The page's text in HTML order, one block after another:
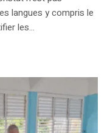
langues y compris le
les...